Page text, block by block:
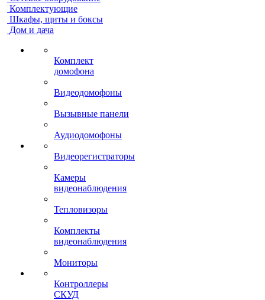
Комплектующие
Шкафы, щиты и боксы
Дом и дача
Комплект
домофона
Видеодомофоны
Вызывные панели
Аудиодомофоны
Видеорегистраторы
Камеры
видеонаблюдения
Тепловизоры
Комплекты
видеонаблюдения
Мониторы
Контроллеры
СКУД